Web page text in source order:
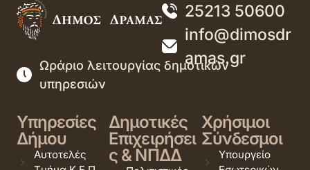
25213 50600
info@dimosdr
amas.gr
Ωράριο λειτουργίας δημοτικών
υπηρεσιών
Υπηρεσίες
Δήμου
Αυτοτελές
Δημοτικές
Επιχειρήσει
ς & ΝΠΔΔ
Χρήσιμοι
Σύνδεσμοι
Υπουργείο